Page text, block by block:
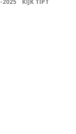
2025
KIJK TIPT